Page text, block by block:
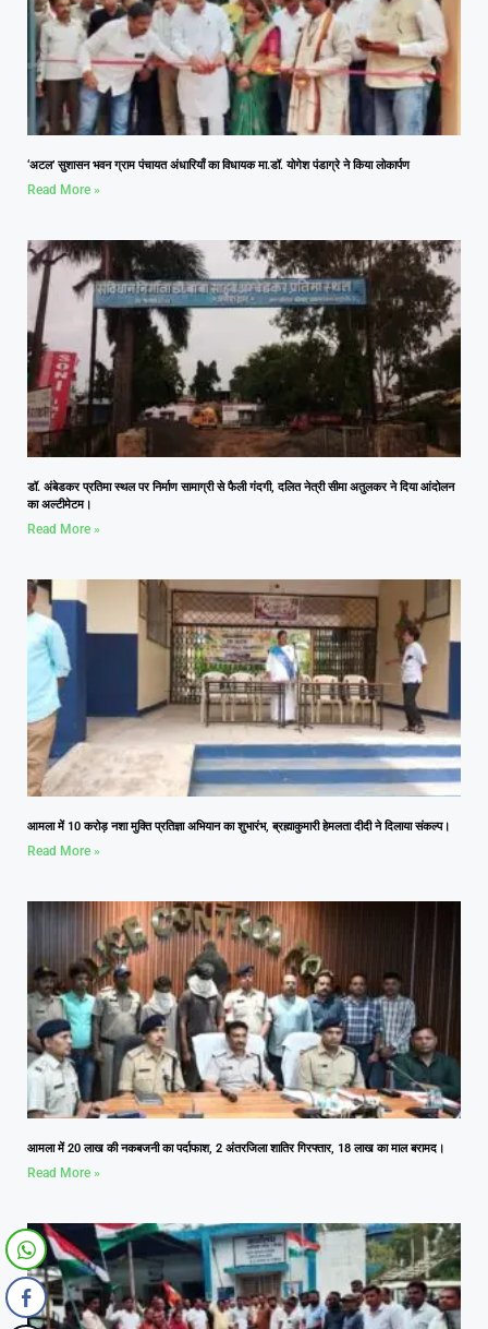
‘अटल’ सुशासन भवन ग्राम पंचायत अंधारियाँ का विधायक मा.डॉ. योगेश पंडाग्रे ने किया लोकार्पण
Read More »
डॉ. अंबेडकर प्रतिमा स्थल पर निर्माण सामाग्री से फैली गंदगी, दलित नेत्री सीमा अतुलकर ने दिया आंदोलन
का अल्टीमेटम।
Read More »
आमला में 10 करोड़ नशा मुक्ति प्रतिज्ञा अभियान का शुभारंभ, ब्रह्माकुमारी हेमलता दीदी ने दिलाया संकल्प।
Read More »
आमला में 20 लाख की नकबजनी का पर्दाफाश, 2 अंतरजिला शातिर गिरफ्तार, 18 लाख का माल बरामद।
Read More »